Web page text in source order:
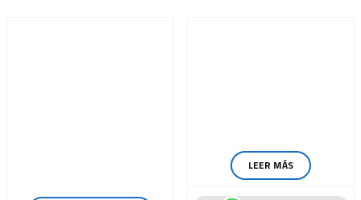
LEER MÁS